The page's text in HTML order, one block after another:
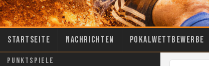
Startseite Nachrichten Pokalwettbewerbe
PUNKTSPIELE